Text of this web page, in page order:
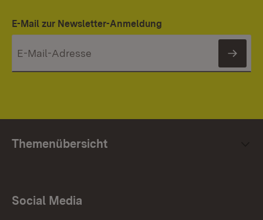
E-Mail zur Newsletter-Anmeldung
Themenübersicht
Social Media